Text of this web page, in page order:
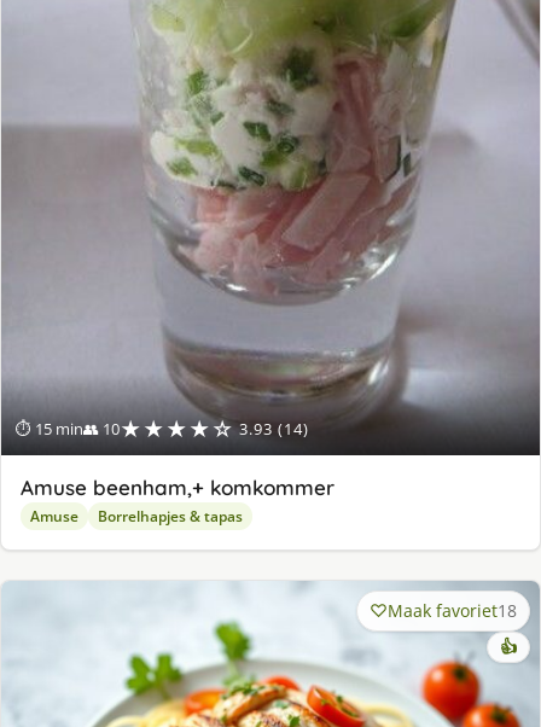
⏱ 15 min👥 10★★★★☆ 3.93 (14)
Amuse beenham,+ komkommer
Amuse Borrelhapjes & tapas
Maak favoriet18
👍